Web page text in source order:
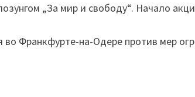
„За мир и свободу“. Начало
во Франкфурте-на-Одере против мер